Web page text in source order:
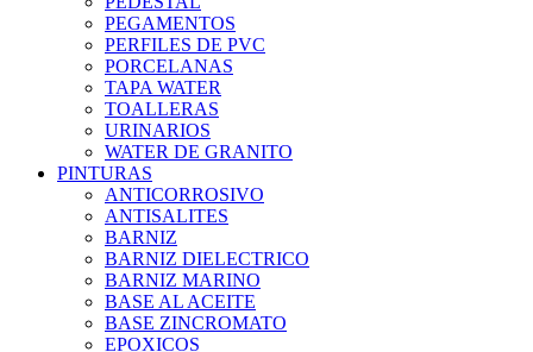
PEGAMENTOS
PERFILES DE PVC
PORCELANAS
TAPA WATER
TOALLERAS
URINARIOS
WATER DE GRANITO
PINTURAS
ANTICORROSIVO
ANTISALITES
BARNIZ
BARNIZ DIELECTRICO
BARNIZ MARINO
BASE AL ACEITE
BASE ZINCROMATO
EPOXICOS